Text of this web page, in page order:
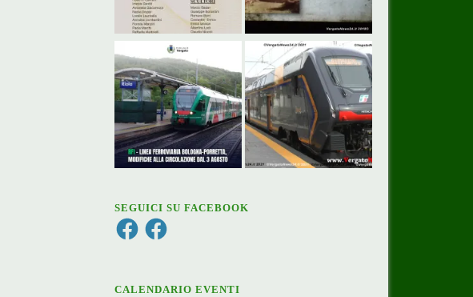
SEGUICI SU FACEBOOK
FacebookFacebook
CALENDARIO EVENTI